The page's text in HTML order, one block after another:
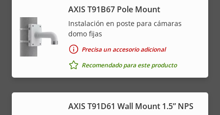
AXIS T91B67 Pole Mount
Instalación en poste para cámaras
domo fijas
Precisa un accesorio adicional
Recomendado para este producto
AXIS T91D61 Wall Mount 1.5” NPS